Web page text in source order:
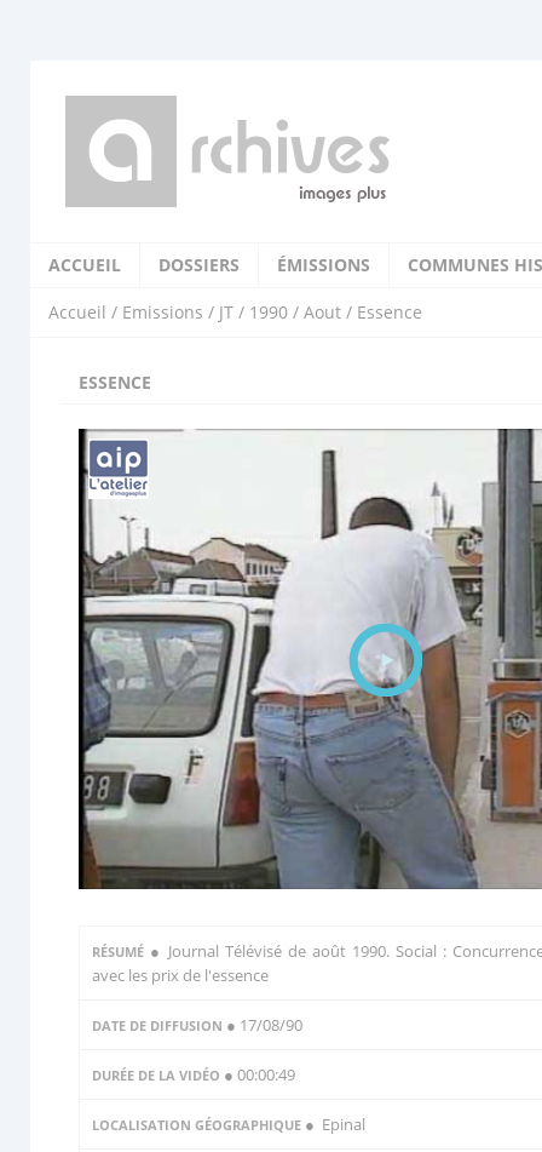
ACCUEIL DOSSIERS ÉMISSIONS COMMUNES
Accueil / Emissions / JT / 1990 / Aout / Essence
ESSENCE
RÉSUMÉ ● Journal Télévisé de août 1990. Social :
avec les prix de l'essence
DATE DE DIFFUSION ● 17/08/90
DURÉE DE LA VIDÉO ● 00:00:49
LOCALISATION GÉOGRAPHIQUE ● Epinal